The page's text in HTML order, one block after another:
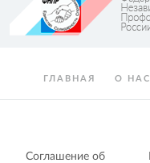
ГЛАВНАЯ О НАС
Соглашение об